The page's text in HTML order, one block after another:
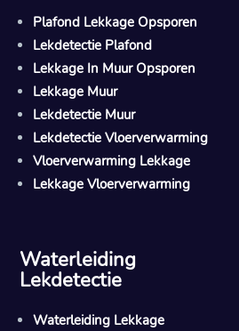
Plafond Lekkage Opsporen
Lekdetectie Plafond
Lekkage In Muur Opsporen
Lekkage Muur
Lekdetectie Muur
Lekdetectie Vloerverwarming
Vloerverwarming Lekkage
Lekkage Vloerverwarming
Waterleiding
Lekdetectie
Waterleiding Lekkage